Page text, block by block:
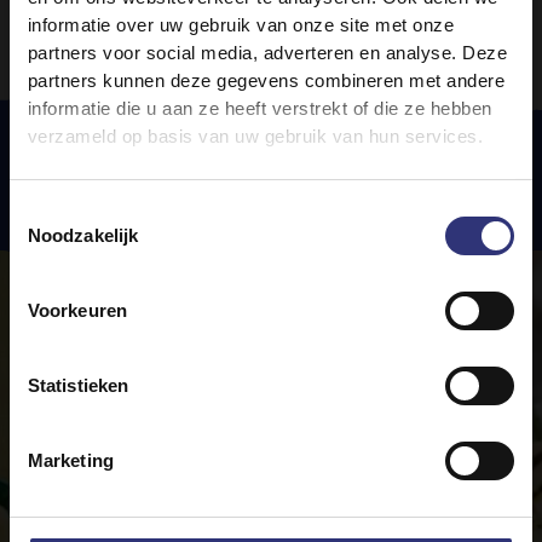
informatie over uw gebruik van onze site met onze
partners voor social media, adverteren en analyse. Deze
partners kunnen deze gegevens combineren met andere
informatie die u aan ze heeft verstrekt of die ze hebben
verzameld op basis van uw gebruik van hun services.
Noodzakelijk
Voorkeuren
Statistieken
Marketing